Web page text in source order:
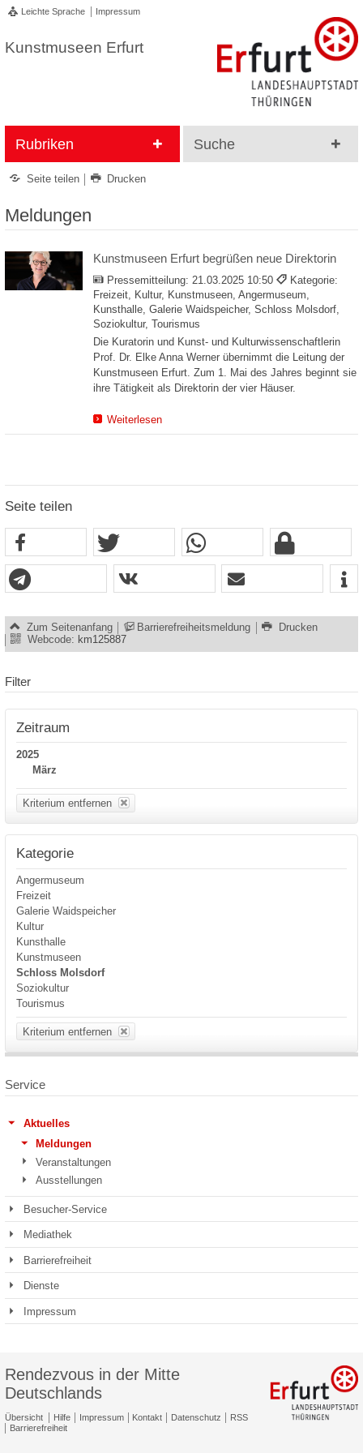
Leichte Sprache Impressum
Kunstmuseen Erfurt
Rubriken Suche
Seite teilen Drucken
Meldungen
Kunstmuseen Erfurt begrüßen neue Direktorin
Pressemitteilung: 21.03.2025 10:50
Kategorie:
Freizeit, Kultur, Kunstmuseen, Angermuseum,
Kunsthalle, Galerie Waidspeicher, Schloss Molsdorf,
Soziokultur, Tourismus
Die Kuratorin und Kunst- und Kulturwissenschaftlerin
Prof. Dr. Elke Anna Werner übernimmt die Leitung der
Kunstmuseen Erfurt. Zum 1. Mai des Jahres beginnt sie
ihre Tätigkeit als Direktorin der vier Häuser.
Weiterlesen
Seite teilen
Zum Seitenanfang Barrierefreiheitsmeldung
Drucken
Webcode: km125887
Filter
Zeitraum
2025
März
Kriterium entfernen
Kategorie
Angermuseum
Freizeit
Galerie Waidspeicher
Kultur
Kunsthalle
Kunstmuseen
Schloss Molsdorf
Soziokultur
Tourismus
Kriterium entfernen
Service
Aktuelles
Meldungen
Veranstaltungen
Ausstellungen
Besucher-Service
Mediathek
Barrierefreiheit
Dienste
Impressum
Rendezvous in der Mitte
Deutschlands
Übersicht Hilfe Impressum Kontakt Datenschutz
RSS
Barrierefreiheit